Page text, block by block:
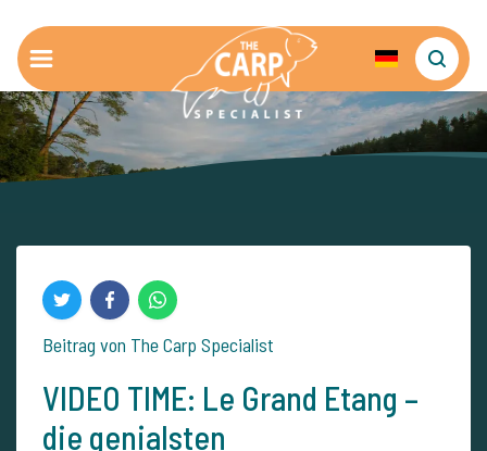
Beitrag von The Carp Specialist
VIDEO TIME: Le Grand Etang –
die genialsten